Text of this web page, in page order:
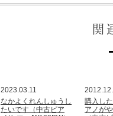
関
2023.03.11
なかよくれんしゅうし
たいです（中古ピア
購入し
アノが